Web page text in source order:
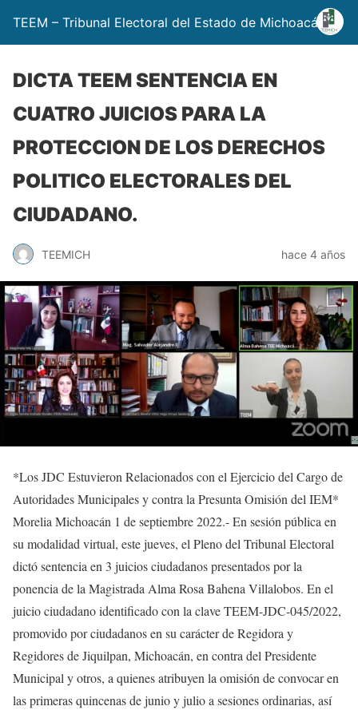
TEEM – Tribunal Electoral del Estado de Michoacán
DICTA TEEM SENTENCIA EN
CUATRO JUICIOS PARA LA
PROTECCION DE LOS DERECHOS
POLITICO ELECTORALES DEL
CIUDADANO.
TEEMICH hace 4 años
*Los JDC Estuvieron Relacionados con el Ejercicio del Cargo de
Autoridades Municipales y contra la Presunta Omisión del IEM*
Morelia Michoacán 1 de septiembre 2022.- En sesión pública en
su modalidad virtual, este jueves, el Pleno del Tribunal Electoral
dictó sentencia en 3 juicios ciudadanos presentados por la
ponencia de la Magistrada Alma Rosa Bahena Villalobos. En el
juicio ciudadano identificado con la clave TEEM-JDC-045/2022,
promovido por ciudadanos en su carácter de Regidora y
Regidores de Jiquilpan, Michoacán, en contra del Presidente
Municipal y otros, a quienes atribuyen la omisión de convocar en
las primeras quincenas de junio y julio a sesiones ordinarias, así